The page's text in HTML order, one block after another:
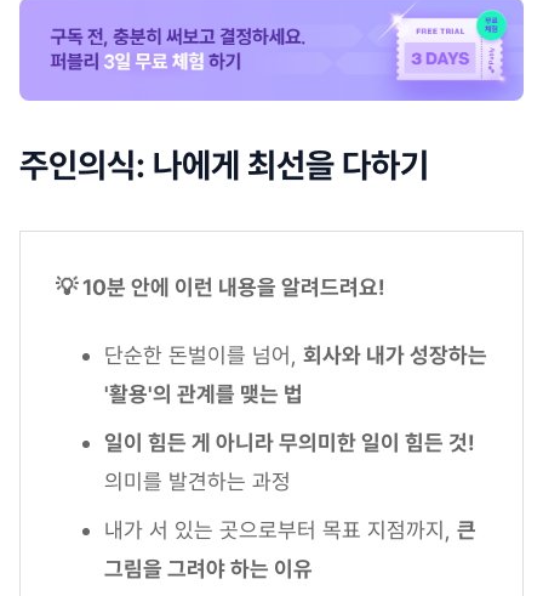
주인의식: 나에게 최선을 다하기
💡 10분 안에 이런 내용을 알려드려요!
단순한 돈벌이를 넘어, 회사와 내가 성장하는
'활용'의 관계를 맺는 법
일이 힘든 게 아니라 무의미한 일이 힘든 것!
의미를 발견하는 과정
내가 서 있는 곳으로부터 목표 지점까지, 큰
그림을 그려야 하는 이유